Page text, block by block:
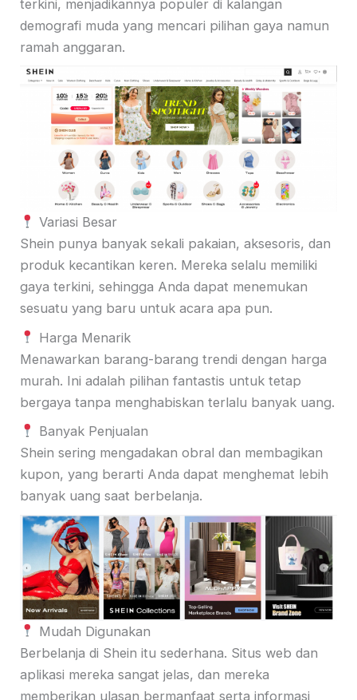
terkini, menjadikannya populer di kalangan
demografi muda yang mencari pilihan gaya namun
ramah anggaran.
Variasi Besar
Shein punya banyak sekali pakaian, aksesoris, dan
produk kecantikan keren. Mereka selalu memiliki
gaya terkini, sehingga Anda dapat menemukan
sesuatu yang baru untuk acara apa pun.
Harga Menarik
Menawarkan barang-barang trendi dengan harga
murah. Ini adalah pilihan fantastis untuk tetap
bergaya tanpa menghabiskan terlalu banyak uang.
Banyak Penjualan
Shein sering mengadakan obral dan membagikan
kupon, yang berarti Anda dapat menghemat lebih
banyak uang saat berbelanja.
Mudah Digunakan
Berbelanja di Shein itu sederhana. Situs web dan
aplikasi mereka sangat jelas, dan mereka
memberikan ulasan bermanfaat serta informasi